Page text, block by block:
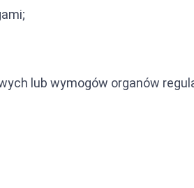
lub wymogów organów